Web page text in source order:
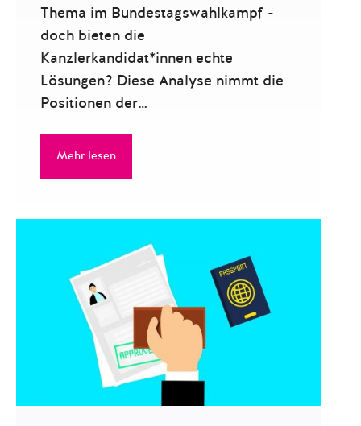
Thema im Bundestagswahlkampf -
doch bieten die
Kanzlerkandidat*innen echte
Lösungen? Diese Analyse nimmt die
Positionen der…
Mehr lesen